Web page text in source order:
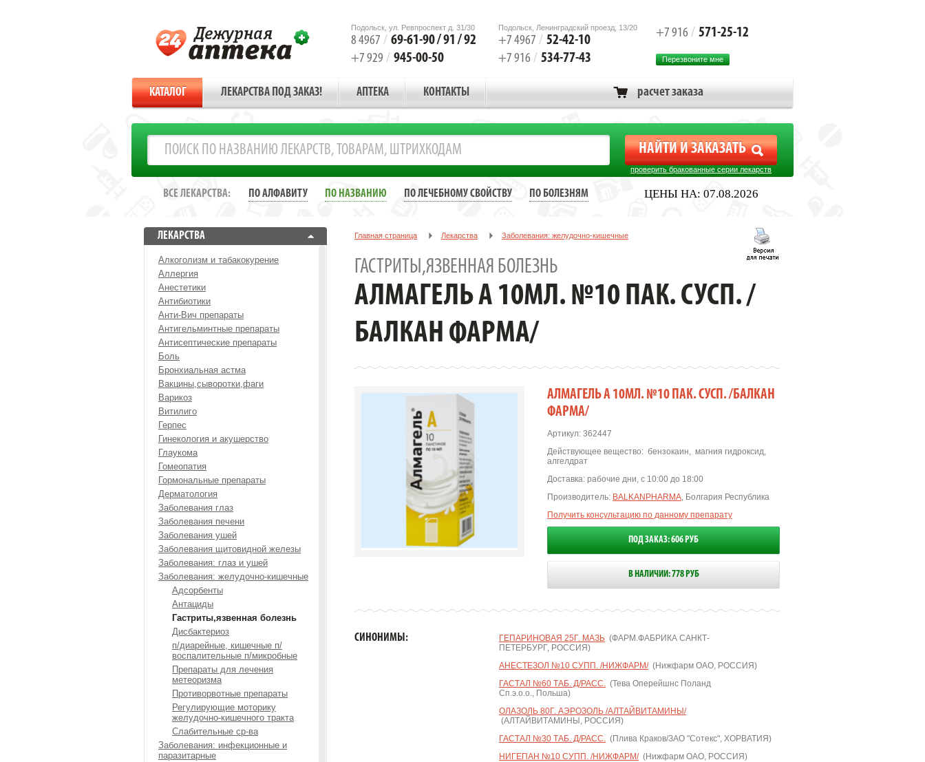
Подольск, ул. Ревпроспект д. 31/30
8 4967 / 69-61-90 / 91 / 92
+7 929 / 945-00-50
Подольск, Ленинградский проезд, 13/20
+7 4967 / 52-42-10
+7 916 / 534-77-43
+7 916 / 571-25-12
Перезвоните мне
КАТАЛОГ ЛЕКАРСТВА ПОД ЗАКАЗ! АПТЕКА КОНТАКТЫ расчет заказа
проверить бракованные серии лекарств
ЦЕНЫ НА: 07.08.2026
ВСЕ ЛЕКАРСТВА: ПО АЛФАВИТУ ПО НАЗВАНИЮ ПО ЛЕЧЕБНОМУ СВОЙСТВУ ПО БОЛЕЗНЯМ
ЛЕКАРСТВА
Алкоголизм и табакокурение
Аллергия
Анестетики
Антибиотики
Анти-Вич препараты
Антигельминтные препараты
Антисептические препараты
Боль
Бронхиальная астма
Вакцины,сыворотки,фаги
Варикоз
Витилиго
Герпес
Гинекология и акушерство
Глаукома
Гомеопатия
Гормональные препараты
Дерматология
Заболевания глаз
Заболевания печени
Заболевания ушей
Заболевания щитовидной железы
Заболевания: глаз и ушей
Заболевания: желудочно-кишечные
Адсорбенты
Антациды
Гастриты,язвенная болезнь
Дисбактериоз
п/диарейные, кишечные п/
воспалительные п/микробные
Препараты для лечения
метеоризма
Противорвотные препараты
Регулирующие моторику
желудочно-кишечного тракта
Слабительные ср-ва
Заболевания: инфекционные и
паразитарные
Главная страница Лекарства Заболевания: желудочно-кишечные
ГАСТРИТЫ,ЯЗВЕННАЯ БОЛЕЗНЬ
АЛМАГЕЛЬ А 10МЛ. №10 ПАК. СУСП. /
БАЛКАН ФАРМА/
АЛМАГЕЛЬ А 10МЛ. №10 ПАК. СУСП. /БАЛКАН
ФАРМА/
Артикул: 362447
Действующее вещество: бензокаин, магния гидроксид,
алгелдрат
Доставка: рабочие дни, с 10:00 до 18:00
Производитель: BALKANPHARMA, Болгария Республика
Получить консультацию по данному препарату
ПОД ЗАКАЗ: 606 РУБ
В НАЛИЧИИ: 778 РУБ
СИНОНИМЫ: ГЕПАРИНОВАЯ 25Г. МАЗЬ (ФАРМ.ФАБРИКА САНКТ-
ПЕТЕРБУРГ, РОССИЯ)
АНЕСТЕЗОЛ №10 СУПП. /НИЖФАРМ/(Нижфарм ОАО, РОССИЯ)
ГАСТАЛ №60 ТАБ. Д/РАСС. (Тева Оперейшнс Поланд
Сп.э.о.о., Польша)
ОЛАЗОЛЬ 80Г. АЭРОЗОЛЬ /АЛТАЙВИТАМИНЫ/
(АЛТАЙВИТАМИНЫ, РОССИЯ)
ГАСТАЛ №30 ТАБ. Д/РАСС. (Плива Краков/ЗАО "Сотекс", ХОРВАТИЯ)
НИГЕПАН №10 СУПП. /НИЖФАРМ/(Нижфарм ОАО, РОССИЯ)